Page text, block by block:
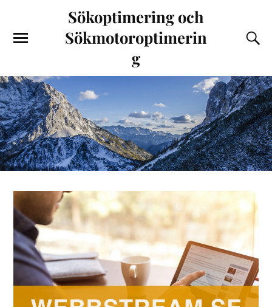
Sökoptimering och
Sökmotoroptimerin
g